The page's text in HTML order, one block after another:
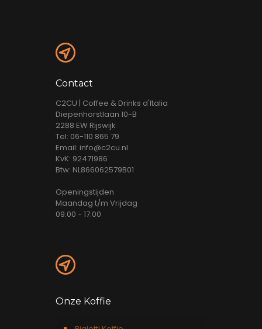
Contact
C2CU | Coffee & Drinks d'Italia
Diepenhorstlaan 10-B
2288 EW Rijswijk
Tel: 06-110 865 79
Email: info@c2cu.nl
KvK: 92471986
Btw: NL866062579B01
Openingstijden
Maandag t/m Vrijdag
09:00 - 17:00
Onze Koffie